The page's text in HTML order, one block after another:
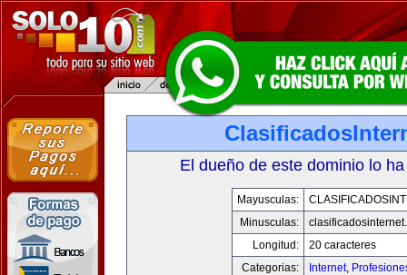
El dueño de este dominio lo
Mayusculas:
Minusculas:
Longitud:
20 caracteres
Categorias:
Internet,